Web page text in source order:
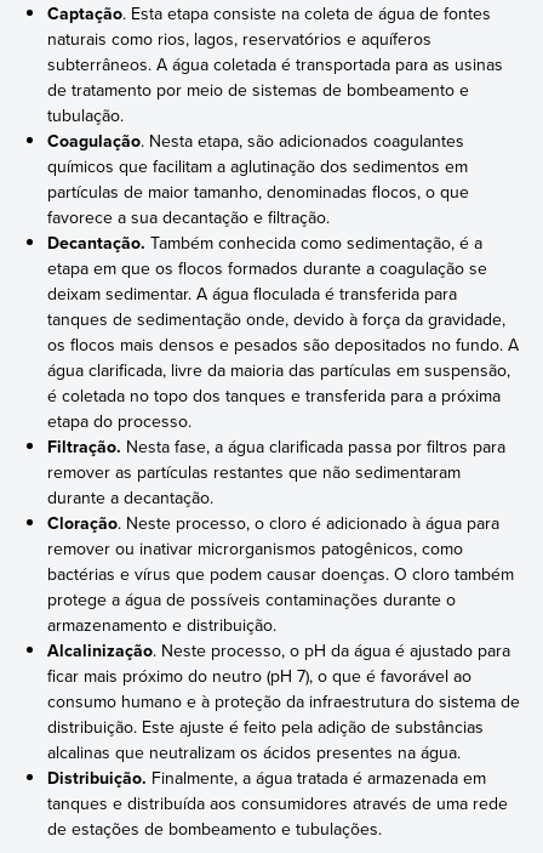
Captação. Esta etapa consiste na coleta de água de fontes
naturais como rios, lagos, reservatórios e aquíferos
subterrâneos. A água coletada é transportada para as usinas
de tratamento por meio de sistemas de bombeamento e
tubulação.
Coagulação. Nesta etapa, são adicionados coagulantes
químicos que facilitam a aglutinação dos sedimentos em
partículas de maior tamanho, denominadas flocos, o que
favorece a sua decantação e filtração.
Decantação. Também conhecida como sedimentação, é a
etapa em que os flocos formados durante a coagulação se
deixam sedimentar. A água floculada é transferida para
tanques de sedimentação onde, devido à força da gravidade,
os flocos mais densos e pesados são depositados no fundo. A
água clarificada, livre da maioria das partículas em suspensão,
é coletada no topo dos tanques e transferida para a próxima
etapa do processo.
Filtração. Nesta fase, a água clarificada passa por filtros para
remover as partículas restantes que não sedimentaram
durante a decantação.
Cloração. Neste processo, o cloro é adicionado à água para
remover ou inativar microrganismos patogênicos, como
bactérias e vírus que podem causar doenças. O cloro também
protege a água de possíveis contaminações durante o
armazenamento e distribuição.
Alcalinização. Neste processo, o pH da água é ajustado para
ficar mais próximo do neutro (pH 7), o que é favorável ao
consumo humano e à proteção da infraestrutura do sistema de
distribuição. Este ajuste é feito pela adição de substâncias
alcalinas que neutralizam os ácidos presentes na água.
Distribuição. Finalmente, a água tratada é armazenada em
tanques e distribuída aos consumidores através de uma rede
de estações de bombeamento e tubulações.